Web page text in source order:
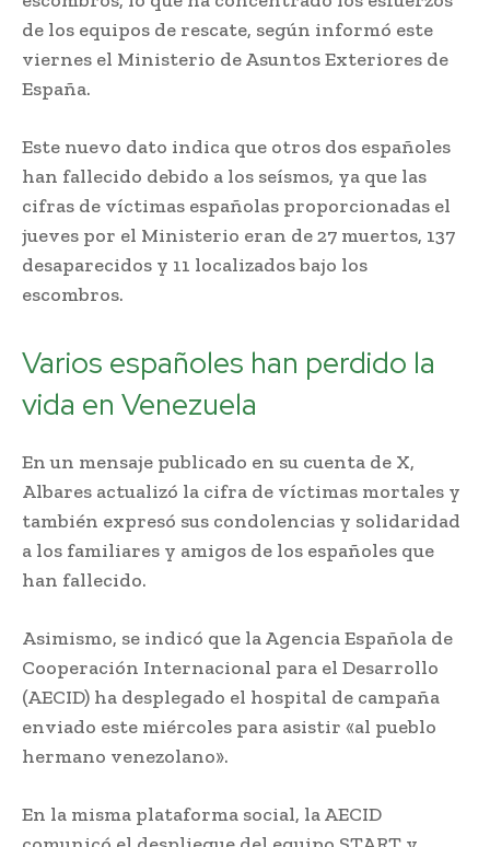
de los equipos de rescate, según informó este
viernes el Ministerio de Asuntos Exteriores de
España.
Este nuevo dato indica que otros dos españoles
han fallecido debido a los seísmos, ya que las
cifras de víctimas españolas proporcionadas el
jueves por el Ministerio eran de 27 muertos, 137
desaparecidos y 11 localizados bajo los
escombros.
Varios españoles han perdido la
vida en Venezuela
En un mensaje publicado en su cuenta de X,
Albares actualizó la cifra de víctimas mortales y
también expresó sus condolencias y solidaridad
a los familiares y amigos de los españoles que
han fallecido.
Asimismo, se indicó que la Agencia Española de
Cooperación Internacional para el Desarrollo
(AECID) ha desplegado el hospital de campaña
enviado este miércoles para asistir «al pueblo
hermano venezolano».
En la misma plataforma social, la AECID